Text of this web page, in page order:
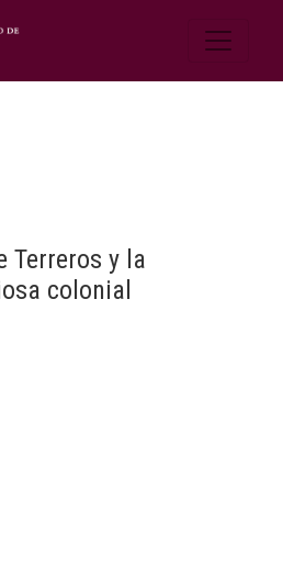
Terreros y la
colonial